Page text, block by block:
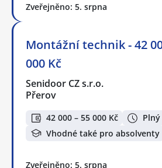
Zveřejněno: 5. srpna
Montážní technik - 42
000 Kč
Senidoor CZ s.r.o.
Přerov
42 000 – 55 000 Kč
Vhodné také pro absolventy
Zveřejněno: 5. srpna